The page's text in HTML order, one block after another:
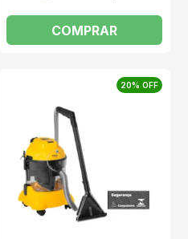
COMPRAR
20% OFF